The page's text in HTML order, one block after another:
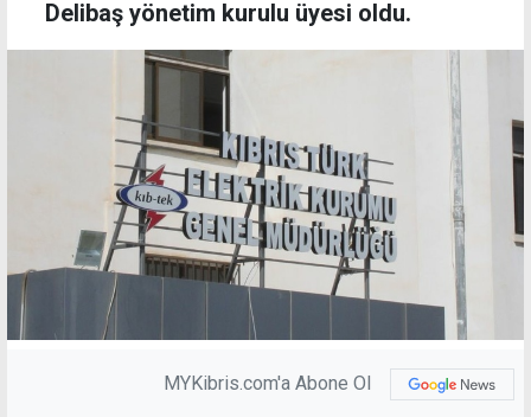
Delibaş yönetim kurulu üyesi oldu.
MYKibris.com'a Abone Ol